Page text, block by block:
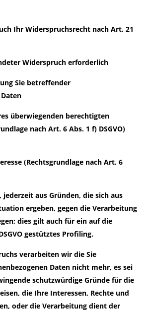
Ihr Widerspruchsrecht nach Art. 21
Widerspruch erforderlich
Sie betreffender
überwiegenden berechtigten
nach Art. 6 Abs. 1 f) DSGVO)
(Rechtsgrundlage nach Art. 6
jederzeit aus Gründen, die sich aus
ergeben, gegen die Verarbeitung
dies gilt auch für ein auf die
gestütztes Profiling.
verarbeiten wir die Sie
Daten nicht mehr, es sei
schutzwürdige Gründe für die
die Ihre Interessen, Rechte und
oder die Verarbeitung dient der